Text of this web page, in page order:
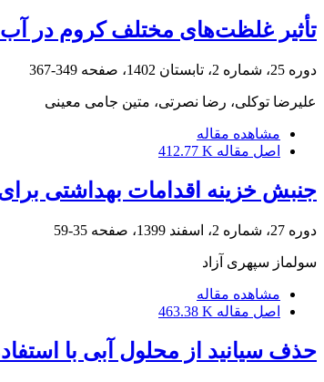
تأثیر غلظت‌های مختلف کروم در آب
دوره 25، شماره 2، تابستان 1402، صفحه 349-367
علیرضا توکلی، رضا نصرتی، متین جامی معینی
مشاهده مقاله
اصل مقاله 412.77 K
جنبش خزینه اقدامات بهداشتی
دوره 27، شماره 2، اسفند 1399، صفحه 35-59
سولماز سپهری آزاد
مشاهده مقاله
اصل مقاله 463.38 K
حذف سیانید از محلول آبی با